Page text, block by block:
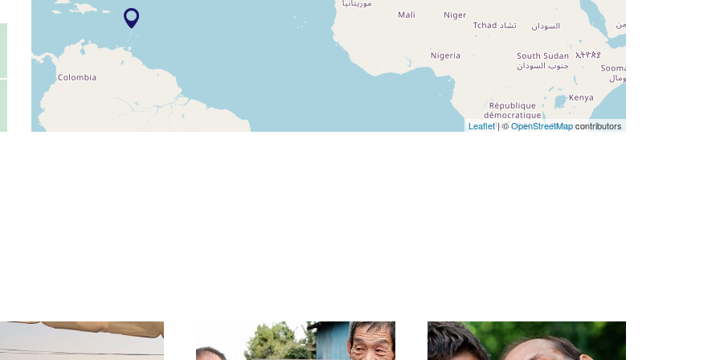
Leaflet| ©OpenStreetMapcontributors